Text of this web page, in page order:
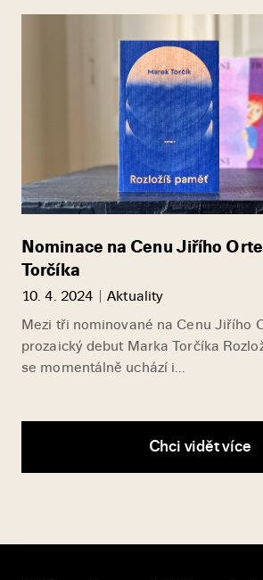
Nominace na Cenu Jiřího
Torčíka
10. 4. 2024
Aktuality
Mezi tři nominované na Cenu Jiřího
prozaický debut Marka Torčíka
se momentálně uchází i...
Chci vidět více